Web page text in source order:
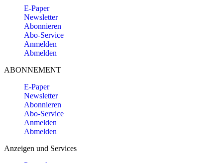
E-Paper
Newsletter
Abonnieren
Abo-Service
Anmelden
Abmelden
ABONNEMENT
E-Paper
Newsletter
Abonnieren
Abo-Service
Anmelden
Abmelden
Anzeigen und Services